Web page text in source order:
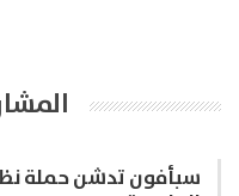
سبأفون تدشن حملة